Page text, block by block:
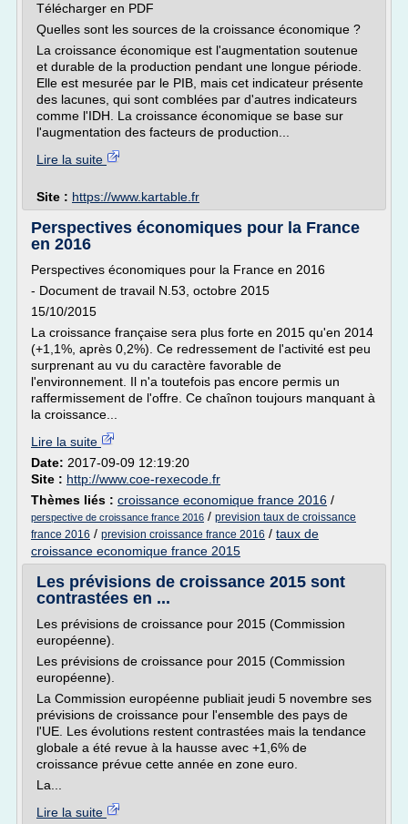
Télécharger en PDF
Quelles sont les sources de la croissance économique ?
La croissance économique est l'augmentation soutenue
et durable de la production pendant une longue période.
Elle est mesurée par le PIB, mais cet indicateur présente
des lacunes, qui sont comblées par d'autres indicateurs
comme l'IDH. La croissance économique se base sur
l'augmentation des facteurs de production...
Lire la suite
Site : https://www.kartable.fr
Perspectives économiques pour la France
en 2016
Perspectives économiques pour la France en 2016
- Document de travail N.53, octobre 2015
15/10/2015
La croissance française sera plus forte en 2015 qu'en 2014
(+1,1%, après 0,2%). Ce redressement de l'activité est peu
surprenant au vu du caractère favorable de
l'environnement. Il n'a toutefois pas encore permis un
raffermissement de l'offre. Ce chaînon toujours manquant à
la croissance...
Lire la suite
Date: 2017-09-09 12:19:20
Site : http://www.coe-rexecode.fr
Thèmes liés : croissance economique france 2016 /
perspective de croissance france 2016 / prevision taux de croissance
france 2016 / prevision croissance france 2016 / taux de
croissance economique france 2015
Les prévisions de croissance 2015 sont
contrastées en ...
Les prévisions de croissance pour 2015 (Commission
européenne).
Les prévisions de croissance pour 2015 (Commission
européenne).
La Commission européenne publiait jeudi 5 novembre ses
prévisions de croissance pour l'ensemble des pays de
l'UE. Les évolutions restent contrastées mais la tendance
globale a été revue à la hausse avec +1,6% de
croissance prévue cette année en zone euro.
La...
Lire la suite